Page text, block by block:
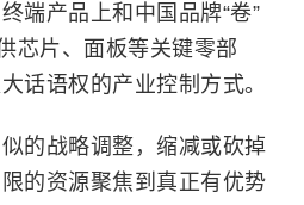
端产品上和中国品牌“卷”
芯片、面板等关键零部
话语权的产业控制方式。
的战略调整，缩减或砍掉
的资源聚焦到真正有优势